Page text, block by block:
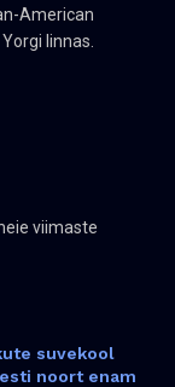
American
linnas.
viimaste
suvekool
noort enam